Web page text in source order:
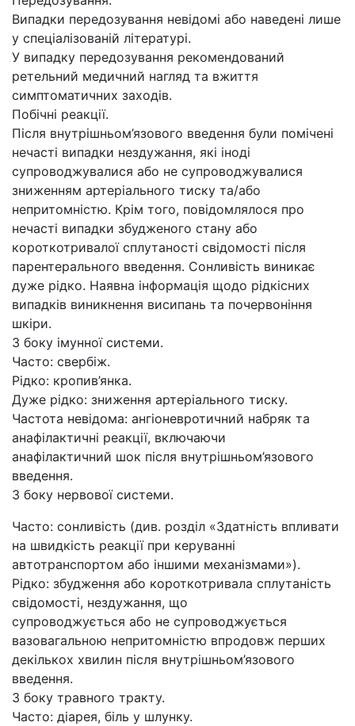
Випадки передозування невідомі або наведені лише
у спеціалізованій літературі.
У випадку передозування рекомендований
ретельний медичний нагляд та вжиття
симптоматичних заходів.
Побічні реакції.
Після внутрішньом’язового введення були помічені
нечасті випадки нездужання, які іноді
супроводжувалися або не супроводжувалися
зниженням артеріального тиску та/або
непритомністю. Крім того, повідомлялося про
нечасті випадки збудженого стану або
короткотривалої сплутаності свідомості після
парентерального введення. Сонливість виникає
дуже рідко. Наявна інформація щодо рідкісних
випадків виникнення висипань та почервоніння
шкіри.
З боку імунної системи.
Часто: свербіж.
Рідко: кропив’янка.
Дуже рідко: зниження артеріального тиску.
Частота невідома: ангіоневротичний набряк та
анафілактичні реакції, включаючи
анафілактичний шок після внутрішньом’язового
введення.
З боку нервової системи.
Часто: сонливість (див. розділ «Здатність впливати
на швидкість реакції при керуванні
автотранспортом або іншими механізмами»).
Рідко: збудження або короткотривала сплутаність
свідомості, нездужання, що
супроводжується або не супроводжується
вазовагальною непритомністю впродовж перших
декількох хвилин після внутрішньом’язового
введення.
З боку травного тракту.
Часто: діарея, біль у шлунку.